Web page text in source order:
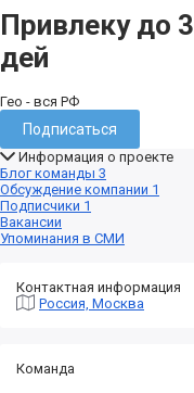
Привлеку до
дей
Гео - вся РФ
Подписаться
Информация о проекте
Блог команды 3
Обсуждение компании 1
Подписчики 1
Вакансии
Упоминания в СМИ
Контактная информация
Россия, Москва
Команда